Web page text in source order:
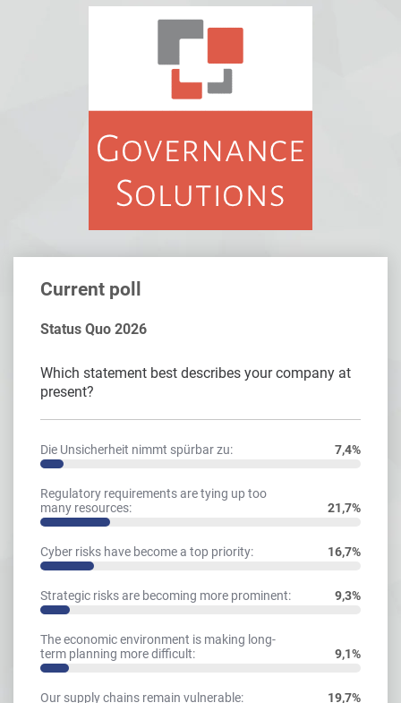
Current poll
Status Quo 2026
Which statement best describes your company at
present?
Die Unsicherheit nimmt spürbar zu: 7,4%
Regulatory requirements are tying up too
many resources:
21,7%
Cyber risks have become a top priority: 16,7%
Strategic risks are becoming more prominent: 9,3%
The economic environment is making long-
term planning more difficult:
9,1%
Our supply chains remain vulnerable: 19,7%